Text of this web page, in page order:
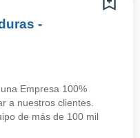
-
Empresa 100%
a nuestros clientes.
de más de 100 mil